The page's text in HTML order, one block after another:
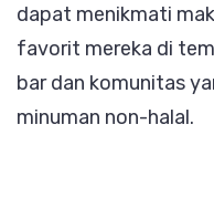
dapat menikmati
favorit mereka di
bar dan komunitas
minuman non-halal.